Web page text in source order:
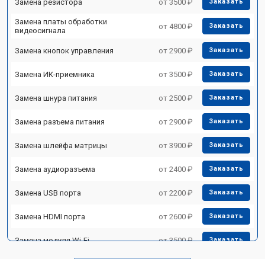
Замена резистора от 3500 ₽
Замена платы обработки
видеосигнала
от 4800 ₽ Заказать
Замена кнопок управления от 2900 ₽ Заказать
Замена ИК-приемника от 3500 ₽ Заказать
Замена шнура питания от 2500 ₽ Заказать
Замена разъема питания от 2900 ₽ Заказать
Замена шлейфа матрицы от 3900 ₽ Заказать
Замена аудиоразъема от 2400 ₽ Заказать
Замена USB порта от 2200 ₽ Заказать
Замена HDMI порта от 2600 ₽ Заказать
Замена модуля Wi-Fi от 3500 ₽ Заказать